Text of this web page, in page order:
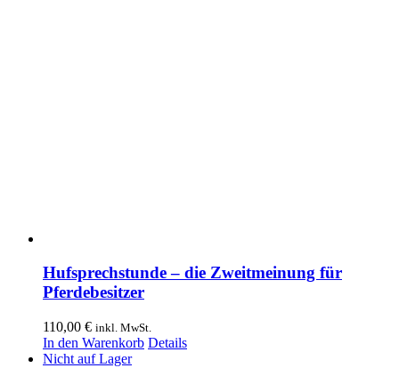
Hufsprechstunde – die Zweitmeinung für
Pferdebesitzer
110,00 € inkl. MwSt.
In den Warenkorb Details
Nicht auf Lager